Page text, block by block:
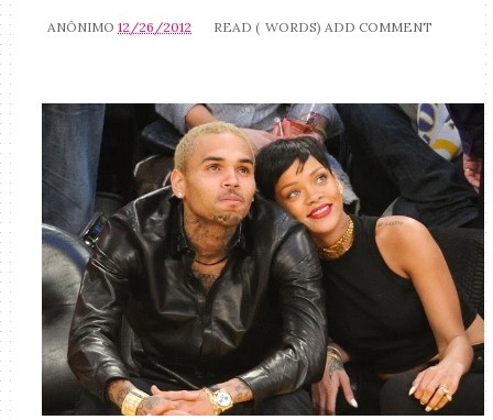
ANÔNIMO 12/26/2012 READ ( WORDS) ADD COMMENT